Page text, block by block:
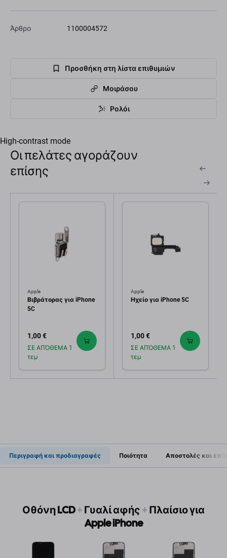
Άρθρο 1100004572
Προσθήκη στη λίστα επιθυμιών
Μοιράσου
Ρολόι
High-contrast mode
Οι πελάτες αγοράζουν
επίσης
Apple
Βιβράτορας για iPhone
5C
1,00 €
ΣΕ ΑΠΌΘΕΜΑ 1
τεμ
Apple
Ηχείο για iPhone 5C
1,00 €
ΣΕ ΑΠΌΘΕΜΑ 1
τεμ
Περιγραφή και προδιαγραφές Ποιότητα Αποστολές και
Οθόνη LCD+Γυαλί αφής+Πλαίσιο για
Apple iPhone